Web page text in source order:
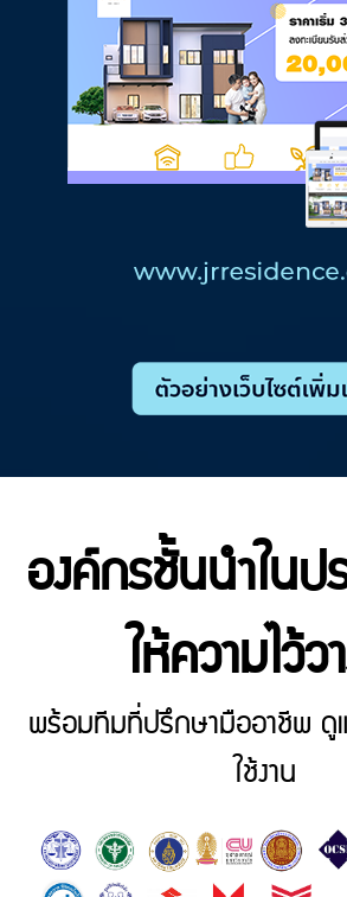
องค์กรชั้นนำในป
ให้ความไว้ว
พร้อมทีมที่ปรึกษามืออาชีพ ดู
ใช้งาน